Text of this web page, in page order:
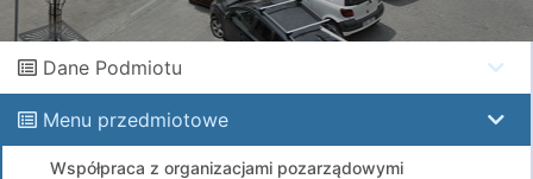
Dane Podmiotu
Menu przedmiotowe
Współpraca z organizacjami pozarządowymi